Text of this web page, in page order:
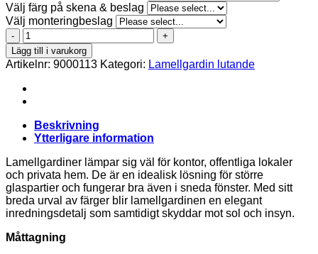
Välj färg på skena & beslag
Välj monteringbeslag
Shantung
058
Lamellgardin
Lutande
mängd
Lägg till i varukorg
Artikelnr: 9000113 Kategori: Lamellgardin lutande
Beskrivning
Ytterligare information
Lamellgardiner lämpar sig väl för kontor, offentliga lokaler
och privata hem. De är en idealisk lösning för större
glaspartier och fungerar bra även i sneda fönster. Med sitt
breda urval av färger blir lamellgardinen en elegant
inredningsdetalj som samtidigt skyddar mot sol och insyn.
Måttagning